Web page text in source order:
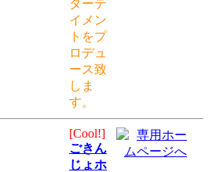
ターテ
イメン
トをプ
ロデュ
ース致
しま
す。
[Cool!]
ごきん
じょホ